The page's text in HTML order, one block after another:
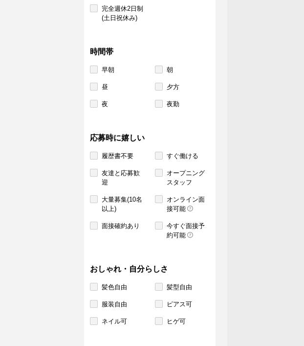
完全週休2日制
(土日祝休み)
時間帯
早朝 朝
昼 夕方
夜 夜勤
応募時に嬉しい
履歴書不要 すぐ働ける
友達と応募歓
迎
オープニング
スタッフ
大量募集(10名
以上)
オンライン面
接可能
面接確約あり
今すぐ面接予
約可能
おしゃれ・自分らしさ
髪色自由 髪型自由
服装自由 ピアス可
ネイル可 ヒゲ可